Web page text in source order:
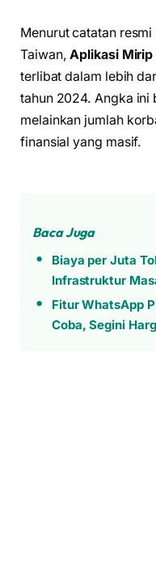
Menurut catatan
Taiwan,Aplikasi
terlibat dalam lebih
tahun 2024. Angka ini
melainkan jumlah
finansial yang masif.
Baca Juga
Biaya per Juta
Infrastruktur
Fitur WhatsApp
Coba, Segini